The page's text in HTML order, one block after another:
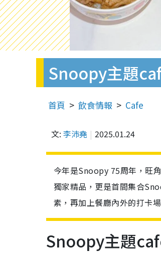
Snoopy主題
首頁 飲食情報 Cafe
文: 李沛堯 2025.01.24
今年是Snoopy 75周年，旺
獨家精品，更是首間集合
素，再加上餐廳內外的打卡
Snoopy主題